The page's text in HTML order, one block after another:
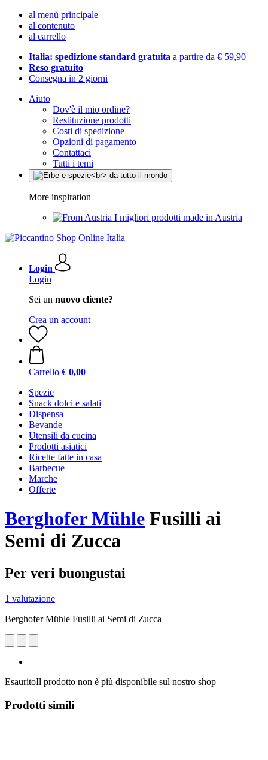
al menù principale
al contenuto
al carrello
Italia: spedizione standard gratuita a partire da € 59,90
Reso gratuito
Consegna in 2 giorni
Aiuto
Dov'è il mio ordine?
Restituzione prodotti
Costi di spedizione
Opzioni di pagamento
Contattaci
Tutti i temi
More inspiration
I migliori prodotti made in Austria
Login
Login
Sei un nuovo cliente?
Crea un account
Carrello € 0,00
Spezie
Snack dolci e salati
Dispensa
Bevande
Utensili da cucina
Prodotti asiatici
Ricette fatte in casa
Barbecue
Marche
Offerte
Berghofer Mühle Fusilli ai
Semi di Zucca
Per veri buongustai
1 valutazione
Berghofer Mühle Fusilli ai Semi di Zucca
EsauritoIl prodotto non è più disponibile sul nostro shop
Prodotti simili